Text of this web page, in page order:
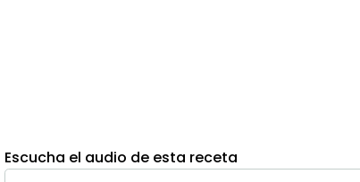
Escucha el audio de esta receta